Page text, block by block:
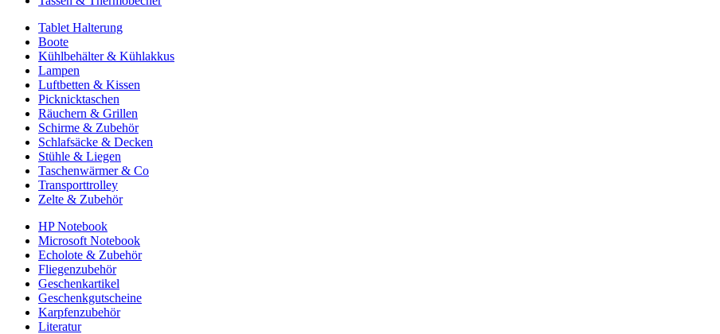
Tablet Halterung
Boote
Kühlbehälter & Kühlakkus
Lampen
Luftbetten & Kissen
Picknicktaschen
Räuchern & Grillen
Schirme & Zubehör
Schlafsäcke & Decken
Stühle & Liegen
Taschenwärmer & Co
Transporttrolley
Zelte & Zubehör
HP Notebook
Microsoft Notebook
Echolote & Zubehör
Fliegenzubehör
Geschenkartikel
Geschenkgutscheine
Karpfenzubehör
Literatur